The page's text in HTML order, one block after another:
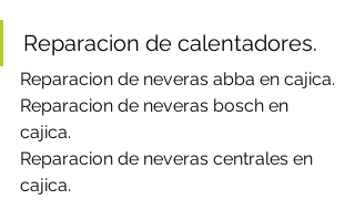
Reparacion de calentadores.
Reparacion de neveras abba en cajica.
Reparacion de neveras bosch en
cajica.
Reparacion de neveras centrales en
cajica.